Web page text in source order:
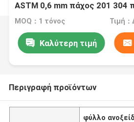
ASTM 0,6 mm πάχος 201 304
ανοξείδωτο χάλυβα
MOQ：1 τόνος
Καλύτερη τιμή
Περιγραφή προϊόντων
φύλλο